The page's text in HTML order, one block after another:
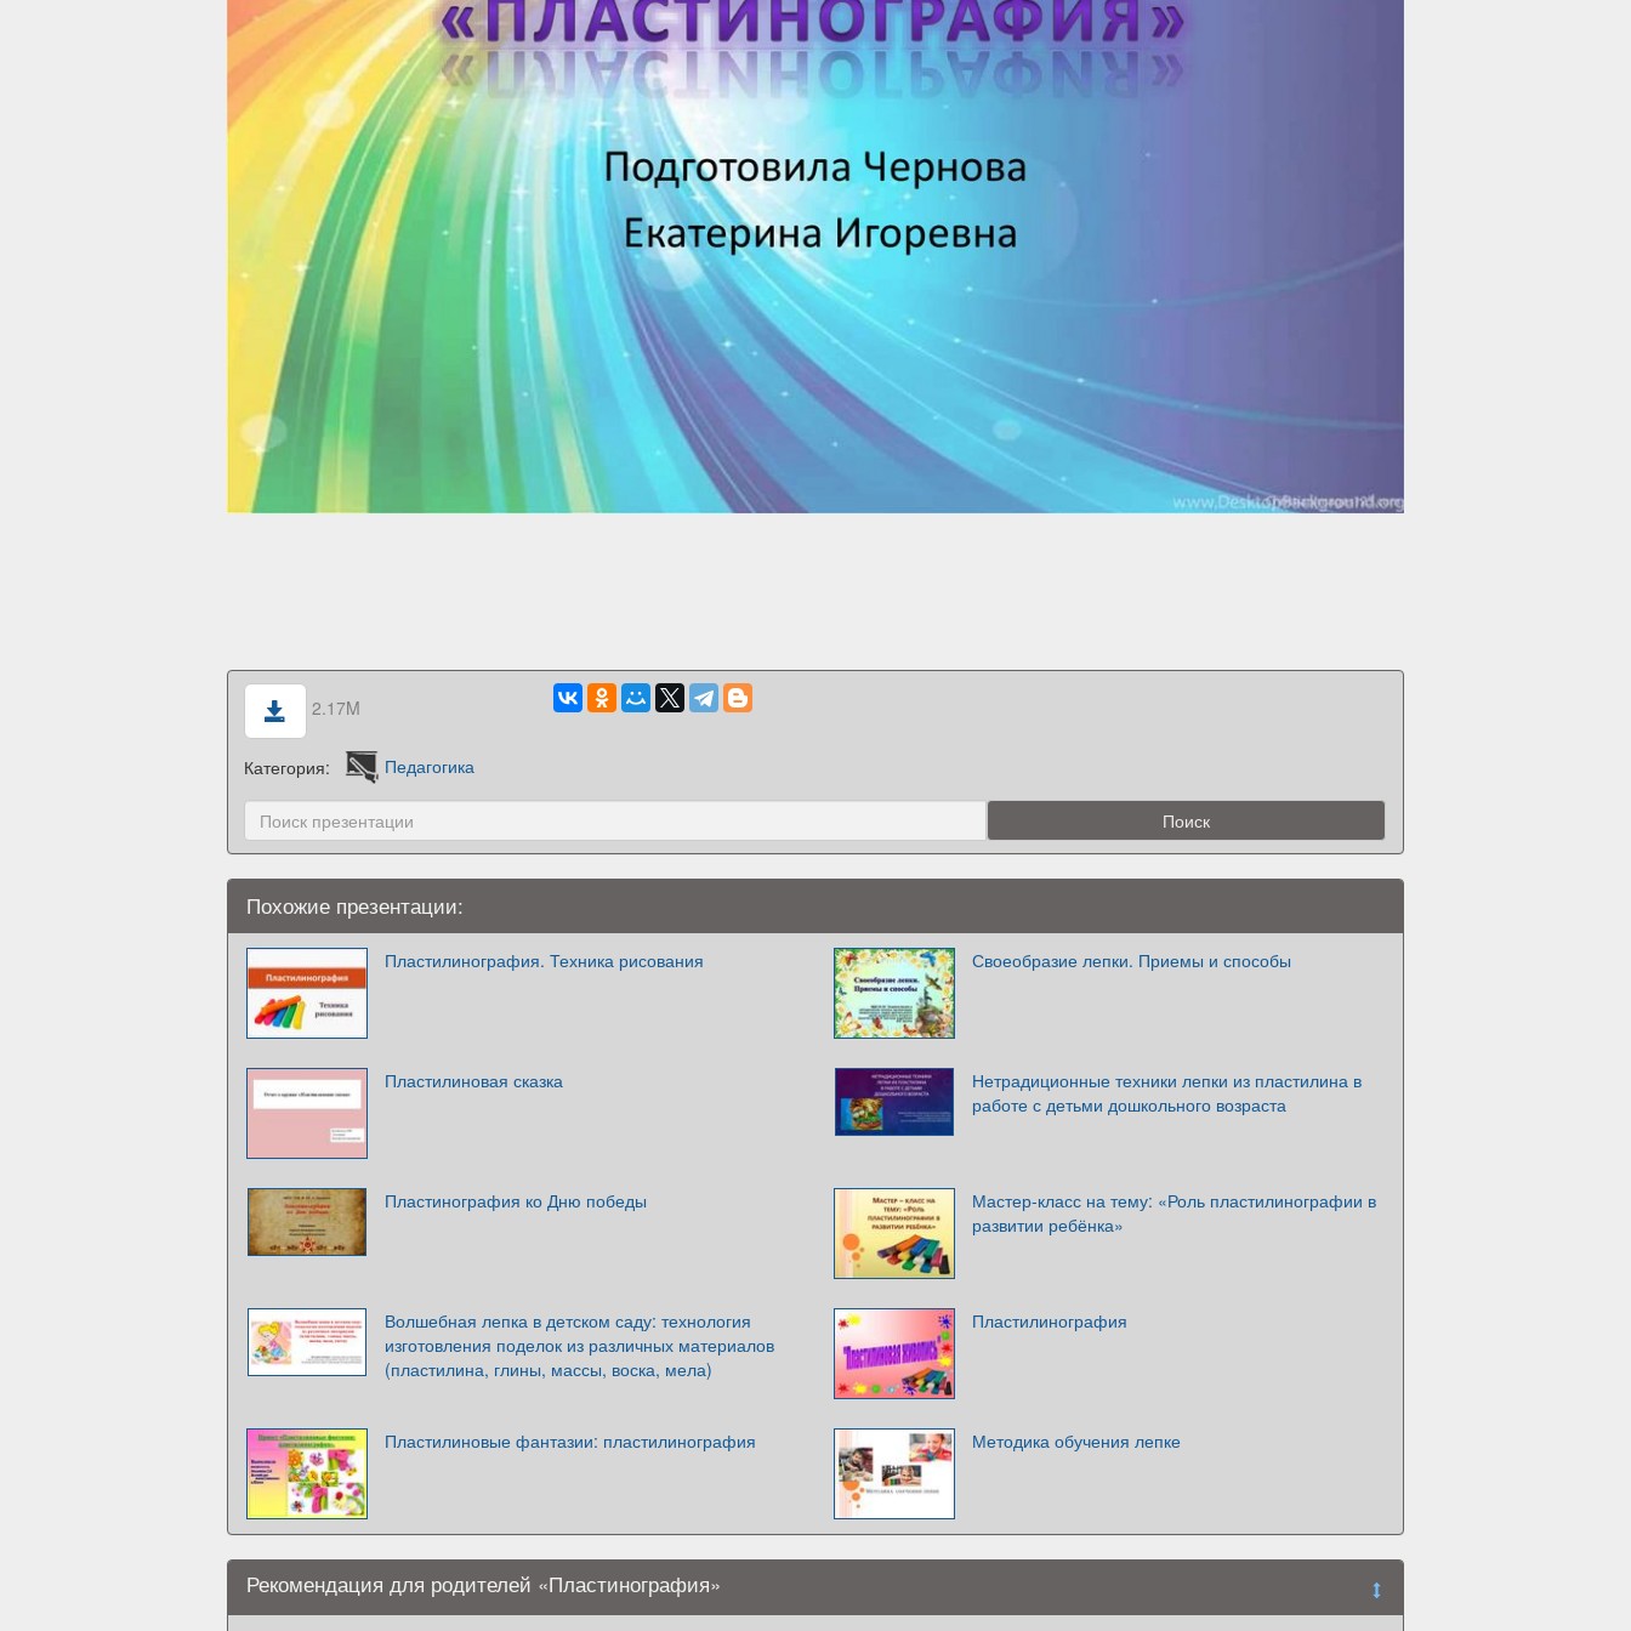
2.17M
Категория: Педагогика
Похожие презентации:
Пластилинография. Техника рисования Своеобразие лепки. Приемы и способы
Пластилиновая сказка
Нетрадиционные техники лепки из пластилина в
работе с детьми дошкольного возраста
Пластинография ко Дню победы
Мастер-класс на тему: «Роль пластилинографии в
развитии ребёнка»
Волшебная лепка в детском саду: технология
изготовления поделок из различных материалов
(пластилина, глины, массы, воска, мела)
Пластилинография
Пластилиновые фантазии: пластилинография Методика обучения лепке
Рекомендация для родителей «Пластинография»